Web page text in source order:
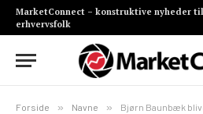
MarketConnect – konstruktive nyheder
erhvervsfolk
Forside » Navne » Bjørn Baunbæk